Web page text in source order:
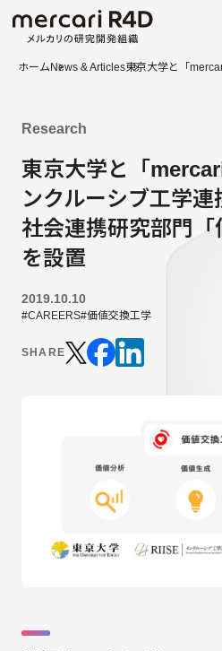
ホーム News & Articles東京大学と「
Research
東京大学と「
ンクルーシブ工学
社会連携研究部門「
を設置
2019.10.10
#CAREERS#価値交換工学
SHARE